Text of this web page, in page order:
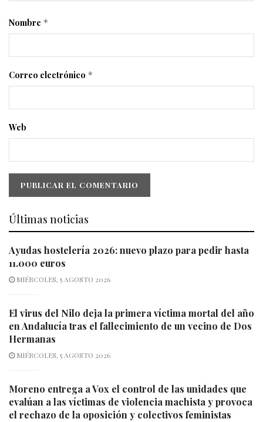
Nombre *
Correo electrónico *
Web
Últimas noticias
Ayudas hostelería 2026: nuevo plazo para pedir hasta
11.000 euros
MIÉRCOLES, 5 AGOSTO 2026
El virus del Nilo deja la primera víctima mortal del año
en Andalucía tras el fallecimiento de un vecino de Dos
Hermanas
MIÉRCOLES, 5 AGOSTO 2026
Moreno entrega a Vox el control de las unidades que
evalúan a las víctimas de violencia machista y provoca
el rechazo de la oposición y colectivos feministas